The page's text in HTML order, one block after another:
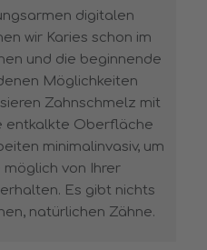
digitalen
wir Karies schon im
und die beginnende
Möglichkeiten
Zahnschmelz mit
entkalkte Oberfläche
minimalinvasiv, um
möglich von Ihrer
Es gibt nichts
natürlichen Zähne.